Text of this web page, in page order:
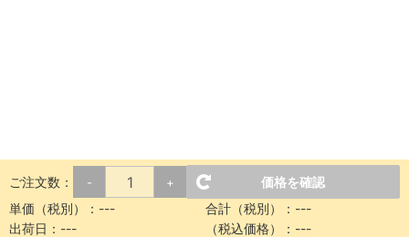
ご注文数： - +
価格を確認
単価（税別）： --- 合計（税別）： ---
出荷日： --- （税込価格）： ---